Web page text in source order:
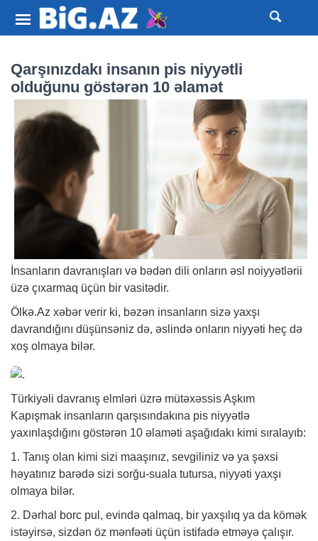
Qarşınızdakı insanın pis niyyətli
olduğunu göstərən 10 əlamət
İnsanların davranışları və bədən dili onların əsl noiyyətlərii
üzə çıxarmaq üçün bir vasitədir.
Ölkə.Az xəbər verir ki, bəzən insanların sizə yaxşı
davrandığını düşünsəniz də, əslində onların niyyəti heç də
xoş olmaya bilər.
Türkiyəli davranış elmləri üzrə mütəxəssis Aşkım
Kapışmak insanların qarşısındakına pis niyyətlə
yaxınlaşdığını göstərən 10 əlaməti aşağıdakı kimi sıralayıb:
1. Tanış olan kimi sizi maaşınız, sevgiliniz və ya şəxsi
həyatınız barədə sizi sorğu-suala tutursa, niyyəti yaxşı
olmaya bilər.
2. Dərhal borc pul, evində qalmaq, bir yaxşılıq ya da kömək
istəyirsə, sizdən öz mənfəəti üçün istifadə etməyə çalışır.